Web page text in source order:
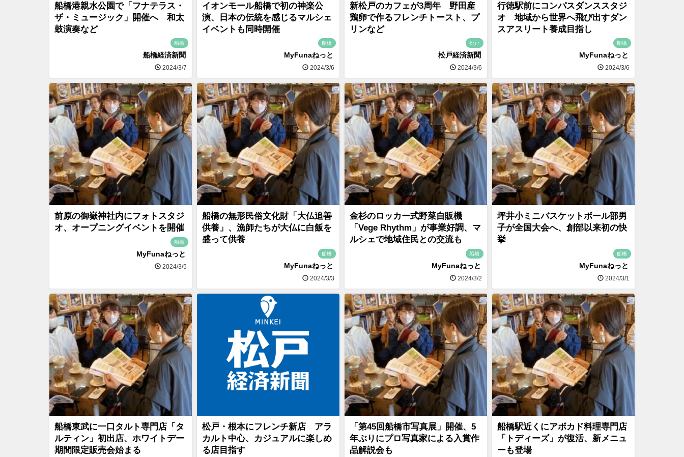
船橋港親水公園で「フナテラス・
ザ・ミュージック」開催へ 和太
鼓演奏など
船橋
船橋経済新聞
2024/3/7
イオンモール船橋で初の神楽公
演、日本の伝統を感じるマルシェ
イベントも同時開催
船橋
MyFunaねっと
2024/3/6
新松戸のカフェが3周年 野田産
鶏卵で作るフレンチトースト、プ
リンなど
松戸
松戸経済新聞
2024/3/6
行徳駅前にコンパスダンススタジ
オ 地域から世界へ飛び出すダン
スアスリート養成目指し
船橋
MyFunaねっと
2024/3/6
前原の御嶽神社内にフォトスタジ
オ、オープニングイベントを開催
船橋
MyFunaねっと
2024/3/5
船橋の無形民俗文化財「大仏追善
供養」、漁師たちが大仏に白飯を
盛って供養
船橋
MyFunaねっと
2024/3/3
金杉のロッカー式野菜自販機
「Vege Rhythm」が事業好調、マ
ルシェで地域住民との交流も
船橋
MyFunaねっと
2024/3/2
坪井小ミニバスケットボール部男
子が全国大会へ、創部以来初の快
挙
船橋
MyFunaねっと
2024/3/1
船橋東武に一口タルト専門店「タ
ルティン」初出店、ホワイトデー
期間限定販売会始まる
松戸・根本にフレンチ新店 アラ
カルト中心、カジュアルに楽しめ
る店目指す
「第45回船橋市写真展」開催、5
年ぶりにプロ写真家による入賞作
品解説会も
船橋駅近くにアボカド料理専門店
「トディーズ」が復活、新メニュ
ーも登場